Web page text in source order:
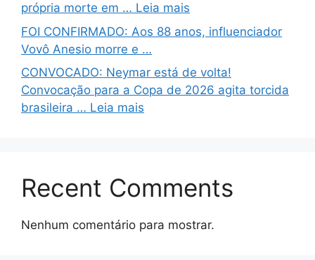
própria morte em … Leia mais
FOI CONFIRMADO: Aos 88 anos, influenciador
Vovô Anesio morre e …
CONVOCADO: Neymar está de volta!
Convocação para a Copa de 2026 agita torcida
brasileira … Leia mais
Recent Comments
Nenhum comentário para mostrar.